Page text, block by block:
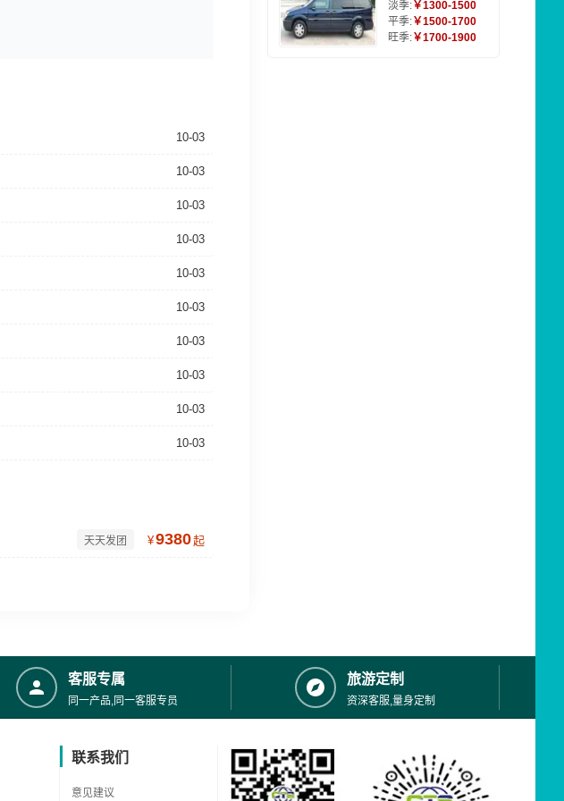
10-03
10-03
10-03
10-03
10-03
10-03
10-03
10-03
10-03
10-03
天天发团 ¥9380起
淡季:￥1300-1500
平季:￥1500-1700
旺季:￥1700-1900
客服专属
同一产品,同一客服专员
旅游定制
资深客服,量身定制
联系我们
意见建议